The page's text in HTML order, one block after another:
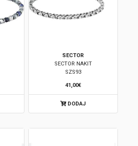
SECTOR
SECTOR NAKIT
SZS93
41,00€
DODAJ